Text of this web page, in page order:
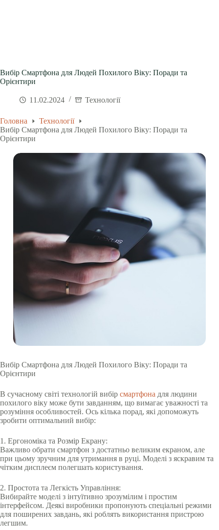
Вибір Смартфона для Людей Похилого Віку: Поради та
Орієнтири
11.02.2024 Технології
Головна
Технології
Вибір Смартфона для Людей Похилого Віку: Поради та
Орієнтири
Вибір Смартфона для Людей Похилого Віку: Поради та
Орієнтири
В сучасному світі технологій вибір смартфона для людини
похилого віку може бути завданням, що вимагає уважності та
розуміння особливостей. Ось кілька порад, які допоможуть
зробити оптимальний вибір:
1. Ергономіка та Розмір Екрану:
Важливо обрати смартфон з достатньо великим екраном, але
при цьому зручним для утримання в руці. Моделі з яскравим та
чітким дисплеєм полегшать користування.
2. Простота та Легкість Управління:
Вибирайте моделі з інтуїтивно зрозумілим і простим
інтерфейсом. Деякі виробники пропонують спеціальні режими
для поширених завдань, які роблять використання пристрою
легшим.